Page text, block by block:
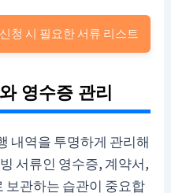
청 시 필요한 서류 리스트
영수증 관리
내역을 투명하게 관리해
서류인 영수증, 계약서,
보관하는 습관이 중요합